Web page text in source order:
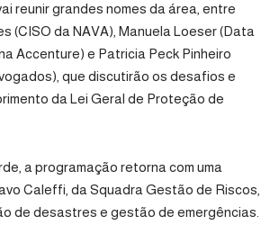
reunir grandes nomes da área, entre
(CISO da NAVA), Manuela Loeser (Data
Accenture) e Patricia Peck Pinheiro
que discutirão os desafios e
da Lei Geral de Proteção de
a programação retorna com uma
Caleffi, da Squadra Gestão de Riscos,
de desastres e gestão de emergências.